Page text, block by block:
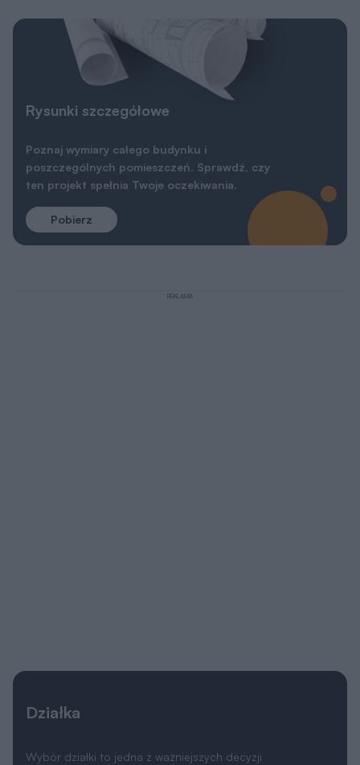
Rysunki szczegółowe
Poznaj wymiary całego budynku i
poszczególnych pomieszczeń. Sprawdź, czy
ten projekt spełnia Twoje oczekiwania.
Pobierz
REKLAMA
Działka
Wybór działki to jedna z ważniejszych decyzji